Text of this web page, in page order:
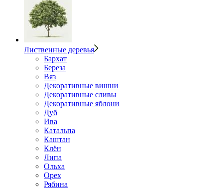
Лиственные деревья
Бархат
Береза
Вяз
Декоративные вишни
Декоративные сливы
Декоративные яблони
Дуб
Ива
Катальпа
Каштан
Клён
Липа
Ольха
Орех
Рябина